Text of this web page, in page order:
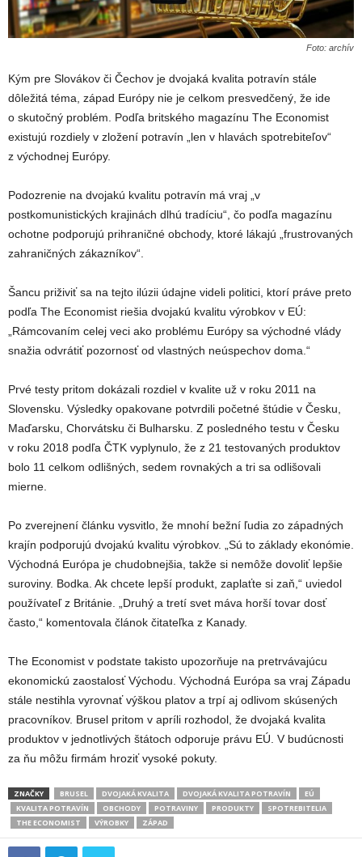
Foto: archív
Kým pre Slovákov či Čechov je dvojaká kvalita potravín stále
dôležitá téma, západ Európy nie je celkom presvedčený, že ide
o skutočný problém. Podľa britského magazínu The Economist
existujú rozdiely v zložení potravín „len v hlavách spotrebiteľov“
z východnej Európy.
Podozrenie na dvojakú kvalitu potravín má vraj „v
postkomunistických krajinách dlhú tradíciu“, čo podľa magazínu
ochotne podporujú prihraničné obchody, ktoré lákajú „frustrovaných
zahraničných zákazníkov“.
Šancu priživiť sa na tejto ilúzii údajne videli politici, ktorí práve preto
podľa The Economist riešia dvojakú kvalitu výrobkov v EÚ:
„Rámcovaním celej veci ako problému Európy sa východné vlády
snažia odvrátiť pozornosť od vlastných neúspechov doma.“
Prvé testy pritom dokázali rozdiel v kvalite už v roku 2011 na
Slovensku. Výsledky opakovane potvrdili početné štúdie v Česku,
Maďarsku, Chorvátsku či Bulharsku. Z posledného testu v Česku
v roku 2018 podľa ČTK vyplynulo, že z 21 testovaných produktov
bolo 11 celkom odlišných, sedem rovnakých a tri sa odlišovali
mierne.
Po zverejnení článku vysvitlo, že mnohí bežní ľudia zo západných
krajín podporujú dvojakú kvalitu výrobkov. „Sú to základy ekonómie.
Východná Európa je chudobnejšia, takže si nemôže dovoliť lepšie
suroviny. Bodka. Ak chcete lepší produkt, zaplaťte si zaň,“ uviedol
používateľ z Británie. „Druhý a tretí svet máva horší tovar dosť
často,“ komentovala článok čitateľka z Kanady.
The Economist v podstate takisto upozorňuje na pretrvávajúcu
ekonomickú zaostalosť Východu. Východná Európa sa vraj Západu
stále nestihla vyrovnať výškou platov a trpí aj odlivom skúsených
pracovníkov. Brusel pritom v apríli rozhodol, že dvojaká kvalita
produktov v jednotlivých štátoch odporuje právu EÚ. V budúcnosti
za ňu môžu firmám hroziť vysoké pokuty.
ZNAČKY BRUSEL DVOJAKÁ KVALITA DVOJAKÁ KVALITA POTRAVÍN
EÚ
KVALITA POTRAVÍN
OBCHODY POTRAVINY PRODUKTY
SPOTREBITELIA
THE ECONOMIST
VÝROBKY ZÁPAD